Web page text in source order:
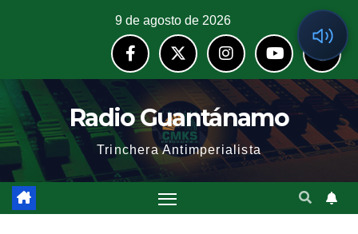
9 de agosto de 2026
Radio Guantánamo
Trinchera Antimperialista